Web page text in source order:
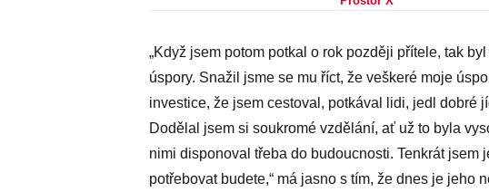
„Když jsem potom potkal o rok později přítele, tak
úspory. Snažil jsme se mu říct, že veškeré moje
investice, že jsem cestoval, potkával lidi, jedl dobré
Dodělal jsem si soukromé vzdělání, ať už to byla
nimi disponoval třeba do budoucnosti. Tenkrát jsem
potřebovat budete,“ má jasno s tím, že dnes je jeho